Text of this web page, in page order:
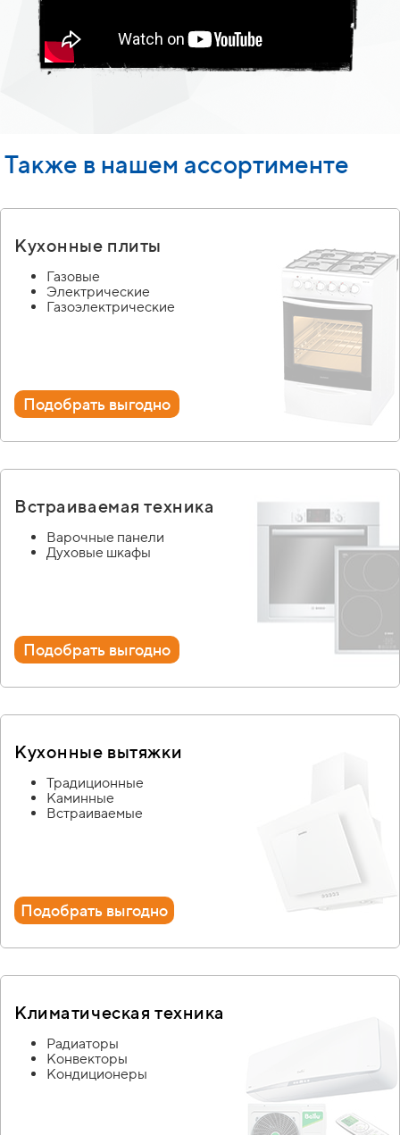
Также в нашем ассортименте
Кухонные плиты
Газовые
Электрические
Газоэлектрические
Подобрать выгодно
Встраиваемая техника
Варочные панели
Духовые шкафы
Подобрать выгодно
Кухонные вытяжки
Традиционные
Каминные
Встраиваемые
Подобрать выгодно
Климатическая техника
Радиаторы
Конвекторы
Кондиционеры